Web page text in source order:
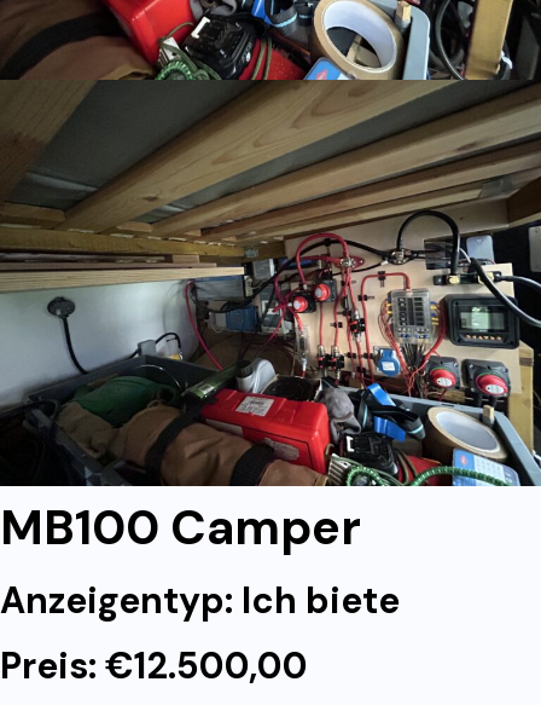
MB100 Camper
Anzeigentyp: Ich biete
Preis: €12.500,00